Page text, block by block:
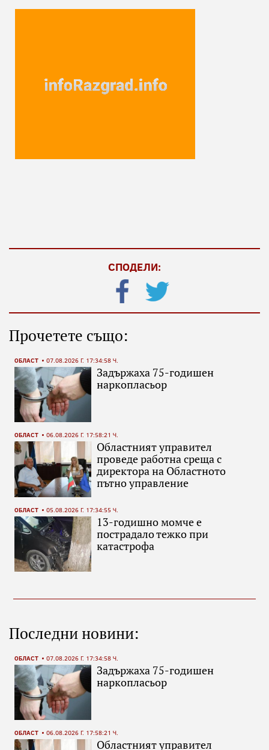
СПОДЕЛИ:
Прочетете също:
ОБЛАСТ 07.08.2026 Г. 17:34:58 Ч.
Задържаха 75-годишен
наркопласьор
ОБЛАСТ 06.08.2026 Г. 17:58:21 Ч.
Областният управител
проведе работна среща с
директора на Областното
пътно управление
ОБЛАСТ 05.08.2026 Г. 17:34:55 Ч.
13-годишно момче е
пострадало тежко при
катастрофа
Последни новини:
ОБЛАСТ 07.08.2026 Г. 17:34:58 Ч.
Задържаха 75-годишен
наркопласьор
ОБЛАСТ 06.08.2026 Г. 17:58:21 Ч.
Областният управител